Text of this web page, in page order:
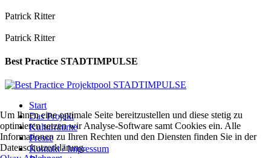
Patrick Ritter
Patrick Ritter
Best Practice STADTIMPULSE
Start
Das Projekt
Kulturräume
Presse
Kontakt / Impressum
Um Ihnen eine optimale Seite bereitzustellen und diese stetig zu
optimieren setzen wir Analyse-Software samt Cookies ein. Alle
Informationen zu Ihren Rechten und den Diensten finden Sie in der
Datenschutzerklärung.